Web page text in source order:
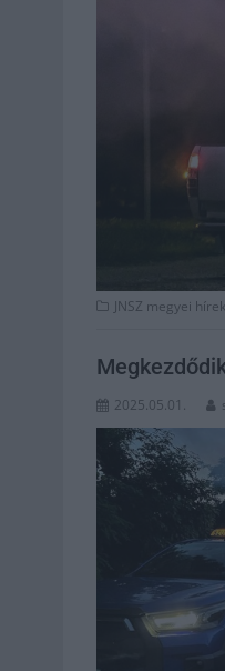
JNSZ megyei hírek
2025.05.01.